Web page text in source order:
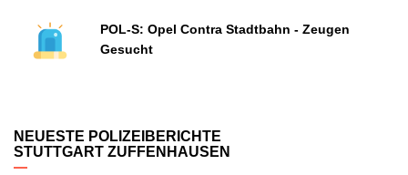
POL-S: Opel Contra Stadtbahn - Zeugen
Gesucht
NEUESTE POLIZEIBERICHTE
STUTTGART ZUFFENHAUSEN